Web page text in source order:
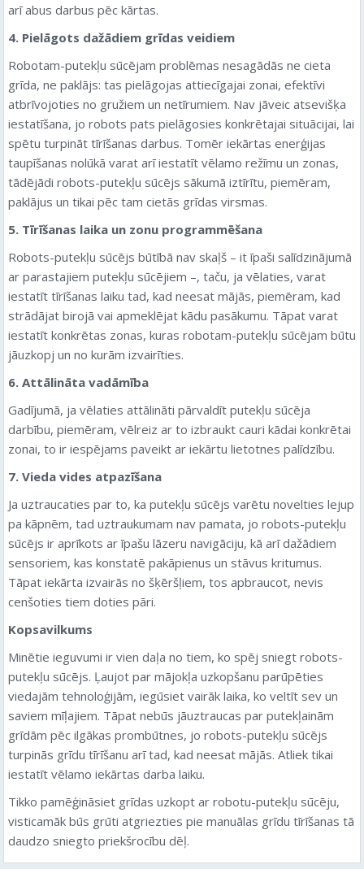
arī abus darbus pēc kārtas.
4. Pielāgots dažādiem grīdas veidiem
Robotam-putekļu sūcējam problēmas nesagādās ne cieta
grīda, ne paklājs: tas pielāgojas attiecīgajai zonai, efektīvi
atbrīvojoties no gružiem un netīrumiem. Nav jāveic atsevišķa
iestatīšana, jo robots pats pielāgosies konkrētajai situācijai, lai
spētu turpināt tīrīšanas darbus. Tomēr iekārtas enerģijas
taupīšanas nolūkā varat arī iestatīt vēlamo režīmu un zonas,
tādējādi robots-putekļu sūcējs sākumā iztīrītu, piemēram,
paklājus un tikai pēc tam cietās grīdas virsmas.
5. Tīrīšanas laika un zonu programmēšana
Robots-putekļu sūcējs būtībā nav skaļš – it īpaši salīdzinājumā
ar parastajiem putekļu sūcējiem –, taču, ja vēlaties, varat
iestatīt tīrīšanas laiku tad, kad neesat mājās, piemēram, kad
strādājat birojā vai apmeklējat kādu pasākumu. Tāpat varat
iestatīt konkrētas zonas, kuras robotam-putekļu sūcējam būtu
jāuzkopj un no kurām izvairīties.
6. Attālināta vadāmība
Gadījumā, ja vēlaties attālināti pārvaldīt putekļu sūcēja
darbību, piemēram, vēlreiz ar to izbraukt cauri kādai konkrētai
zonai, to ir iespējams paveikt ar iekārtu lietotnes palīdzību.
7. Vieda vides atpazīšana
Ja uztraucaties par to, ka putekļu sūcējs varētu novelties lejup
pa kāpnēm, tad uztraukumam nav pamata, jo robots-putekļu
sūcējs ir aprīkots ar īpašu lāzeru navigāciju, kā arī dažādiem
sensoriem, kas konstatē pakāpienus un stāvus kritumus.
Tāpat iekārta izvairās no šķēršļiem, tos apbraucot, nevis
cenšoties tiem doties pāri.
Kopsavilkums
Minētie ieguvumi ir vien daļa no tiem, ko spēj sniegt robots-
putekļu sūcējs. Ļaujot par mājokļa uzkopšanu parūpēties
viedajām tehnoloģijām, iegūsiet vairāk laika, ko veltīt sev un
saviem mīļajiem. Tāpat nebūs jāuztraucas par putekļainām
grīdām pēc ilgākas prombūtnes, jo robots-putekļu sūcējs
turpinās grīdu tīrīšanu arī tad, kad neesat mājās. Atliek tikai
iestatīt vēlamo iekārtas darba laiku.
Tikko pamēģināsiet grīdas uzkopt ar robotu-putekļu sūcēju,
visticamāk būs grūti atgriezties pie manuālas grīdu tīrīšanas tā
daudzo sniegto priekšrocību dēļ.